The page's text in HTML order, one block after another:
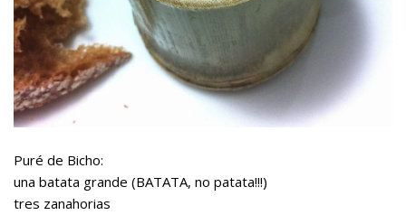
Puré de Bicho:
una batata grande (BATATA, no patata!!!)
tres zanahorias